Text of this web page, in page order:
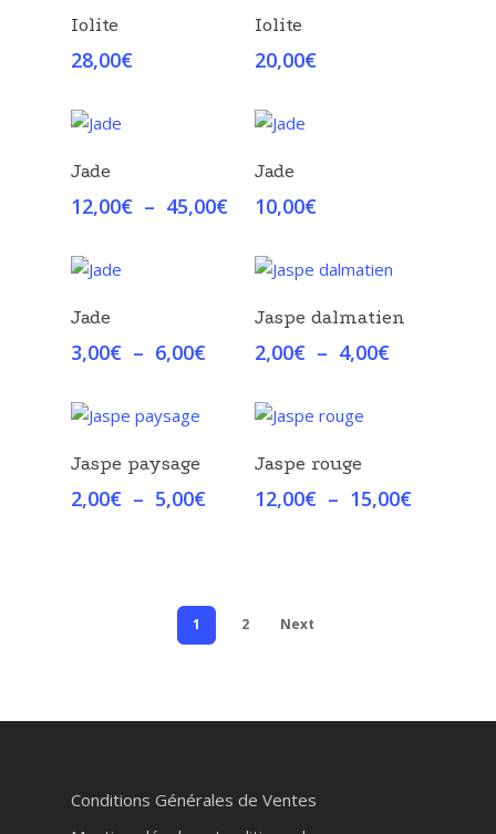
Choix Des Options
Iolite
28,00€
Choix Des Options
Iolite
20,00€
Choix Des Options
Jade
12,00€ – 45,00€Plage
prix :
12,00€
45,00€
Choix Des Options
Jade
10,00€
Choix Des Options
Jade
3,00€ – 6,00€Plage
3,00€
6,00€
Choix Des Options
Jaspe dalmatien
2,00€ – 4,00€Plage
Jaspe paysage
2,00€ – 5,00€Plage
5,00€
Jaspe rouge
12,00€ – 15,00€Plage
1 2 Next
Conditions Générales de Ventes